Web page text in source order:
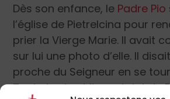
Dès son enfance, le Padre Pio
l’église de Pietrelcina pour
prier la Vierge Marie. Il avait
sur lui une photo d’elle. Il
proche du Seigneur en se
Toute la vie et l’apostolat du